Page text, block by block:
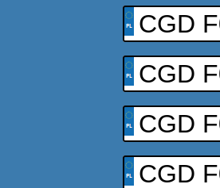
CGD
CGD
CGD
CGD